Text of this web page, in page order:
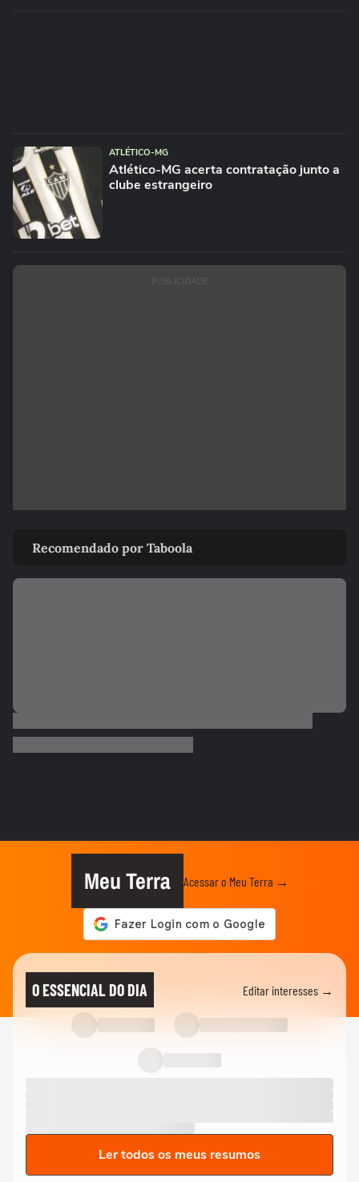
ATLÉTICO-MG
Atlético-MG acerta contratação junto a
clube estrangeiro
PUBLICIDADE
Recomendado por Taboola
Meu Terra Acessar o Meu Terra →
O ESSENCIAL DO DIA Editar interesses →
Ler todos os meus resumos